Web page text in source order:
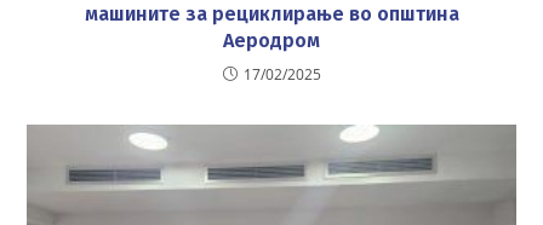
машините за рециклирање во општина
Аеродром
17/02/2025